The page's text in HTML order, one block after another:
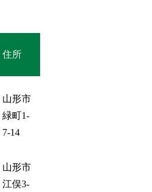
住所
山形市
緑町1-
7-14
山形市
江俣3-